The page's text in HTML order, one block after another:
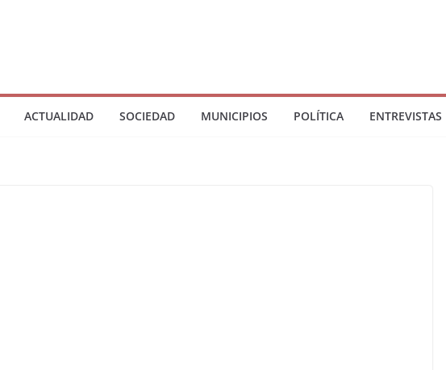
ACTUALIDAD SOCIEDAD MUNICIPIOS POLÍTICA ENTREVISTAS